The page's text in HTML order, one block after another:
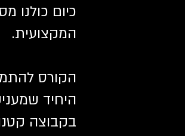
כיום כולנו
המקצועית.
הקורס
היחיד